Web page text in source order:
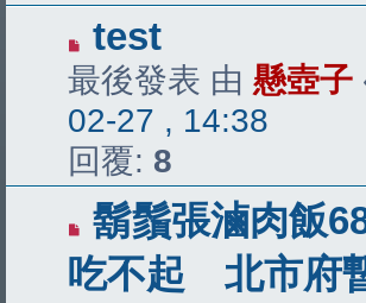
test
最後發表 由 懸壺子
02-27 , 14:38
回覆: 8
鬍鬚張滷肉飯
吃不起 北市府